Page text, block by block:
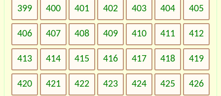
399 400 401 402 403 404 405
406 407 408 409 410 411 412
413 414 415 416 417 418 419
420 421 422 423 424 425 426